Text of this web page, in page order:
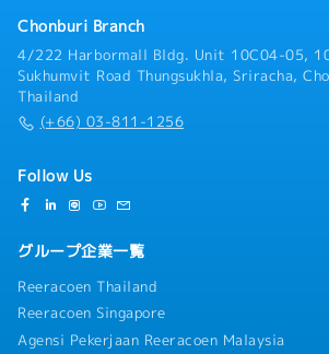
Chonburi Branch
4/222 Harbormall Bldg. Unit 10C04-05,
Sukhumvit Road Thungsukhla, Sriracha,
Thailand
(+66) 03-811-1256
Follow Us
グループ企業一覧
Reeracoen Thailand
Reeracoen Singapore
Agensi Pekerjaan Reeracoen Malaysia